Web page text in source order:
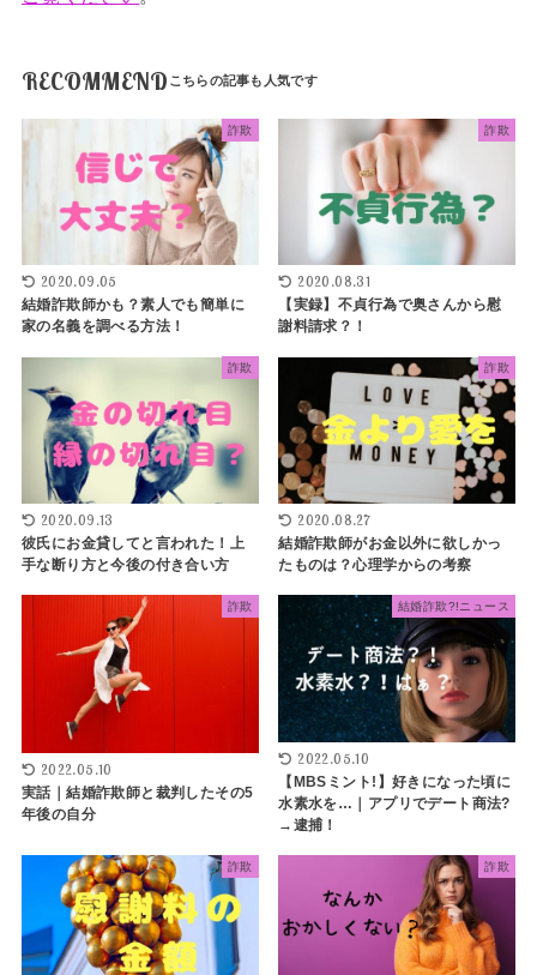
RECOMMEND
詐欺
2020.09.05
結婚詐欺師かも？素人でも簡単に
家の名義を調べる方法！
詐欺
2020.08.31
【実録】不貞行為で奥さんから慰
謝料請求？！
詐欺
2020.09.13
彼氏にお金貸してと言われた！上
手な断り方と今後の付き合い方
詐欺
2020.08.27
結婚詐欺師がお金以外に欲しかっ
たものは？心理学からの考察
詐欺
2022.05.10
実話｜結婚詐欺師と裁判したその5
年後の自分
結婚詐欺?!ニュース
2022.05.10
【MBSミント!】好きになった頃に
水素水を…｜アプリでデート商法?
→逮捕！
詐欺 詐欺